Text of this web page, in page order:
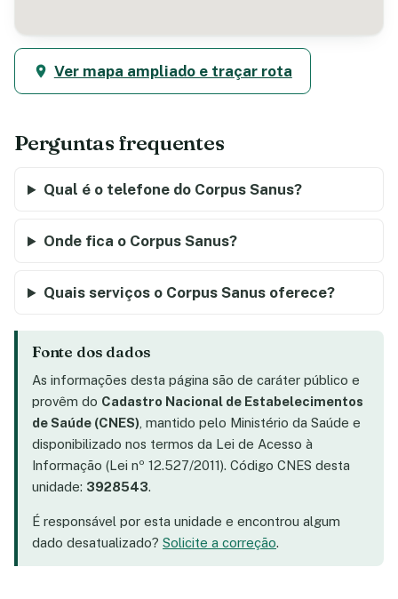
Ver mapa ampliado e traçar rota
Perguntas frequentes
Qual é o telefone do Corpus Sanus?
Onde fica o Corpus Sanus?
Quais serviços o Corpus Sanus oferece?
Fonte dos dados
As informações desta página são de caráter público e
provêm do Cadastro Nacional de Estabelecimentos
de Saúde (CNES) , mantido pelo Ministério da Saúde e
disponibilizado nos termos da Lei de Acesso à
Informação (Lei nº 12.527/2011). Código CNES desta
unidade: 3928543.
É responsável por esta unidade e encontrou algum
dado desatualizado? Solicite a correção.